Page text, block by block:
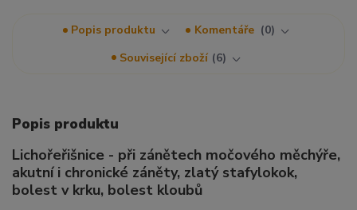
Popis produktu Komentáře
0
Související zboží 6
Popis produktu
Lichořeřišnice - při zánětech močového měchýře,
akutní i chronické záněty, zlatý stafylokok,
bolest v krku, bolest kloubů